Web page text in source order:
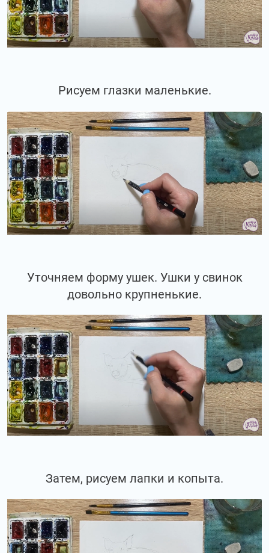
Рисуем глазки маленькие.
Уточняем форму ушек. Ушки у свинок
довольно крупненькие.
Затем, рисуем лапки и копыта.